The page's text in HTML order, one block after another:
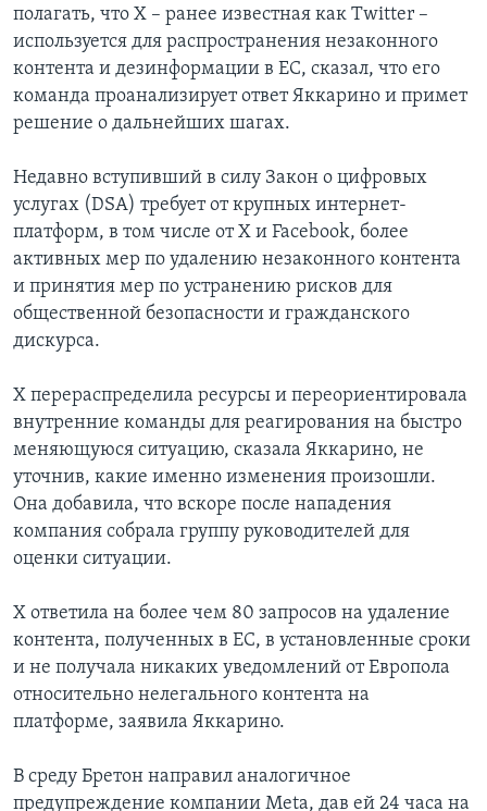
полагать, что X – ранее известная как Twitter –
используется для распространения незаконного
контента и дезинформации в ЕС, сказал, что его
команда проанализирует ответ Яккарино и примет
решение о дальнейших шагах.
Недавно вступивший в силу Закон о цифровых
услугах (DSA) требует от крупных интернет-
платформ, в том числе от X и Facebook, более
активных мер по удалению незаконного контента
и принятия мер по устранению рисков для
общественной безопасности и гражданского
дискурса.
X перераспределила ресурсы и переориентировала
внутренние команды для реагирования на быстро
меняющуюся ситуацию, сказала Яккарино, не
уточнив, какие именно изменения произошли.
Она добавила, что вскоре после нападения
компания собрала группу руководителей для
оценки ситуации.
X ответила на более чем 80 запросов на удаление
контента, полученных в ЕС, в установленные сроки
и не получала никаких уведомлений от Европола
относительно нелегального контента на
платформе, заявила Яккарино.
В среду Бретон направил аналогичное
предупреждение компании Meta, дав ей 24 часа на